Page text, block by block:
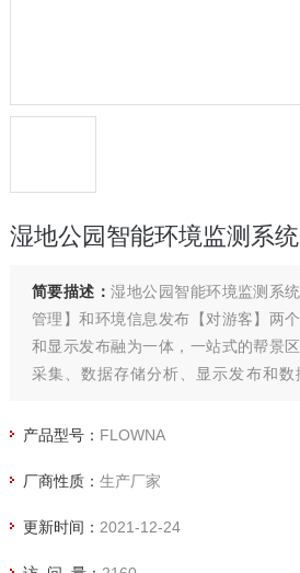
湿地公园智能环境监测系统
简要描述：湿地公园智能环境监测系
管理】和环境信息发布【对游客】两
和显示发布融为一体，一站式的帮景
采集、数据存储分析、显示发布和
产品型号： FLOWNA
厂商性质： 生产厂家
更新时间： 2021-12-24